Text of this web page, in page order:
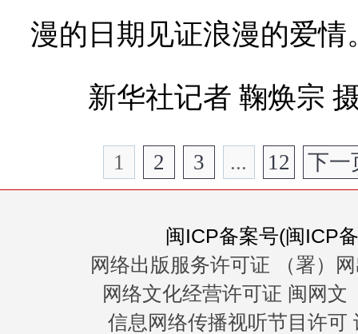
漫的日期见证浪漫的爱情
新华社记者 鞠焕宗
1 2 3 ... 12 下一
闽ICP备案号(闽ICP
网络出版服务许可证 （署）
网络文化经营许可证 闽网文
信息网络传播视听节目许可